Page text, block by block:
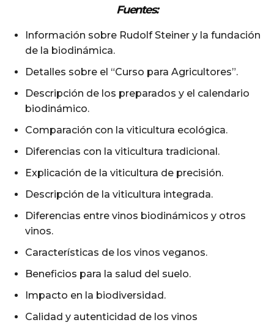
Fuentes:
Información sobre Rudolf Steiner y la fundación
de la biodinámica.
Detalles sobre el “Curso para Agricultores”.
Descripción de los preparados y el calendario
biodinámico.
Comparación con la viticultura ecológica.
Diferencias con la viticultura tradicional.
Explicación de la viticultura de precisión.
Descripción de la viticultura integrada.
Diferencias entre vinos biodinámicos y otros
vinos.
Características de los vinos veganos.
Beneficios para la salud del suelo.
Impacto en la biodiversidad.
Calidad y autenticidad de los vinos